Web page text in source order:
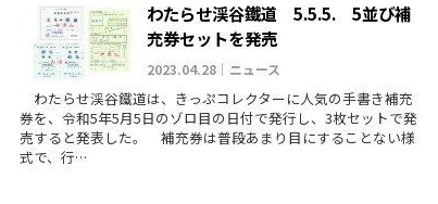
わたらせ渓谷鐵道 5.5.5. 5並び補
充券セットを発売
2023.04.28｜ニュース
わたらせ渓谷鐵道は、きっぷコレクターに人気の手書き補充
券を、令和5年5月5日のゾロ目の日付で発行し、3枚セットで発
売すると発表した。 補充券は普段あまり目にすることない様
式で、行…